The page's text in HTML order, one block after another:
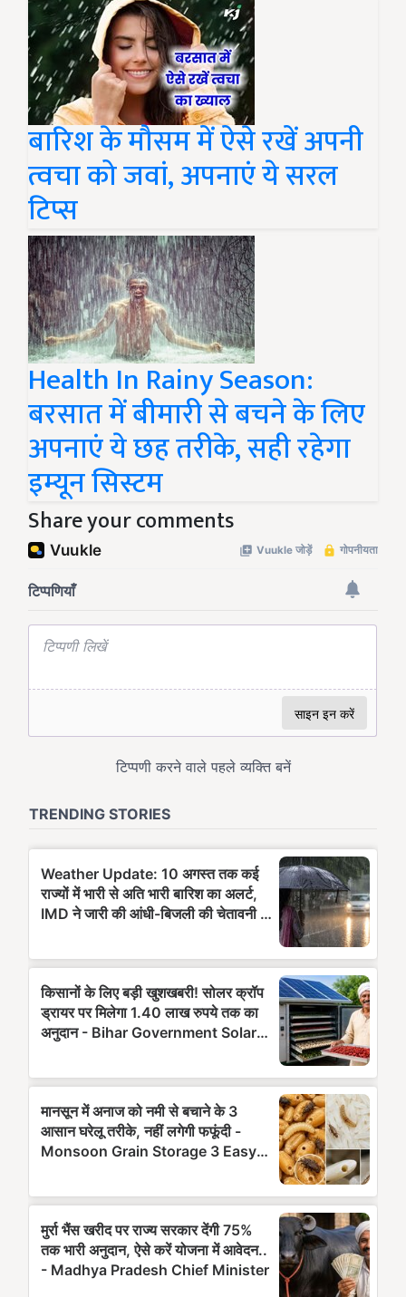
बारिश के मौसम में ऐसे रखें अपनी
त्वचा को जवां, अपनाएं ये सरल
टिप्स
Health In Rainy Season:
बरसात में बीमारी से बचने के लिए
अपनाएं ये छह तरीके, सही रहेगा
इम्यून सिस्टम
Share your comments